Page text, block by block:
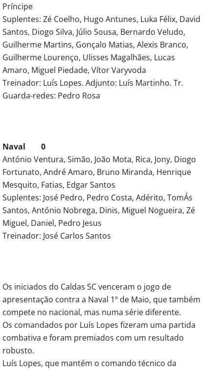
Príncipe
Suplentes: Zé Coelho, Hugo Antunes, Luka Félix, David
Santos, Diogo Silva, Júlio Sousa, Bernardo Veludo,
Guilherme Martins, Gonçalo Matias, Alexis Branco,
Guilherme Lourenço, Ulisses Magalhães, Lucas
Amaro, Miguel Piedade, Vítor Varyvoda
Treinador: Luís Lopes. Adjunto: Luís Martinho. Tr.
Guarda-redes: Pedro Rosa
Naval 0
António Ventura, Simão, João Mota, Rica, Jony, Diogo
Fortunato, André Amaro, Bruno Miranda, Henrique
Mesquito, Fatias, Edgar Santos
Suplentes: José Pedro, Pedro Costa, Adérito, TomÁs
Santos, António Nobrega, Dinis, Miguel Nogueira, Zé
Miguel, Daniel, Pedro Jesus
Treinador: José Carlos Santos
Os iniciados do Caldas SC venceram o jogo de
apresentação contra a Naval 1º de Maio, que também
compete no nacional, mas numa série diferente.
Os comandados por Luís Lopes fizeram uma partida
combativa e foram premiados com um resultado
robusto.
Luís Lopes, que mantém o comando técnico da